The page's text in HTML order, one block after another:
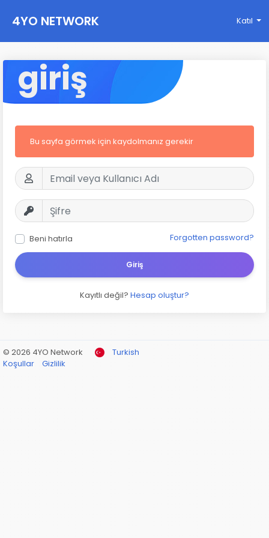
4YO NETWORK Katıl
giriş
Bu sayfa görmek için kaydolmanız gerekir
Beni hatırla Forgotten password?
Giriş
Kayıtlı değil? Hesap oluştur?
© 2026 4YO Network
Turkish
Koşullar
Gizlilik